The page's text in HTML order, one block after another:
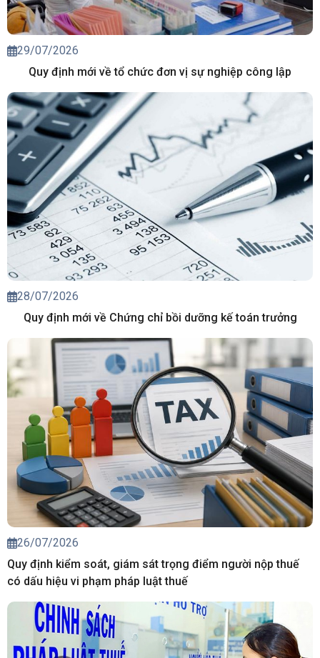
29/07/2026
Quy định mới về tổ chức đơn vị sự nghiệp công lập
28/07/2026
Quy định mới về Chứng chỉ bồi dưỡng kế toán trưởng
26/07/2026
Quy định kiểm soát, giám sát trọng điểm người nộp thuế
có dấu hiệu vi phạm pháp luật thuế